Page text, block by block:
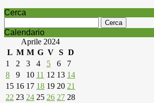
Cerca
per:
Calendario
Aprile 2024
L M M G V S D
1
2 3 4 5 6
7
8
9 10 11 12 13 14
15 16 17 18 19 20 21
22 23 24 25 26 27 28